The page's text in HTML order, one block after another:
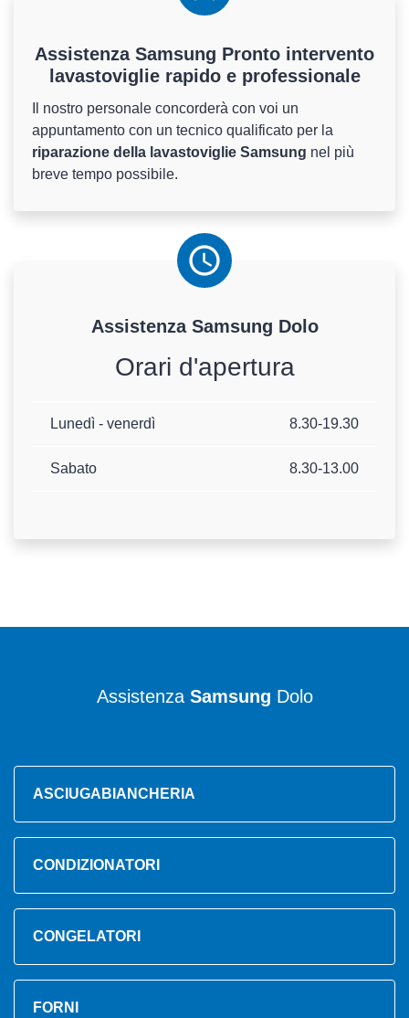
Assistenza Samsung Pronto intervento
lavastoviglie rapido e professionale
Il nostro personale concorderà con voi un
appuntamento con un tecnico qualificato per la
riparazione della lavastoviglie Samsung nel più
breve tempo possibile.
Assistenza Samsung Dolo
Orari d'apertura
Lunedì - venerdì 8.30-19.30
Sabato 8.30-13.00
Assistenza Samsung Dolo
ASCIUGABIANCHERIA
CONDIZIONATORI
CONGELATORI
FORNI